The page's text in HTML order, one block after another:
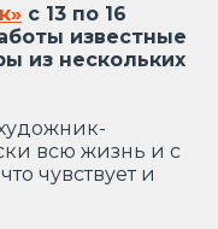
с 13 по 16
известные
из нескольких
всю жизнь и с
чувствует и